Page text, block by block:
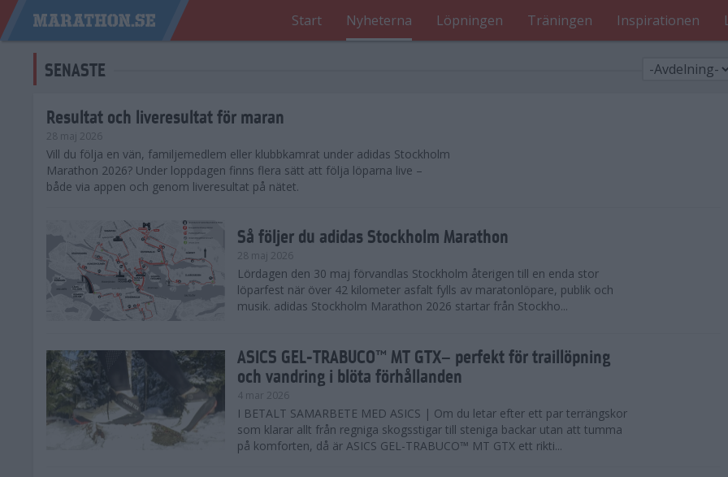
Start Nyheterna Löpningen Träningen Inspirationen
SENASTE
Resultat och liveresultat för maran
28 maj 2026
​Vill du följa en vän, familjemedlem eller klubbkamrat under adidas Stockholm
Marathon 2026? Under loppdagen finns flera sätt att följa löparna live –
både via appen och genom liveresultat på nätet.
Så följer du adidas Stockholm Marathon
28 maj 2026
Lördagen den 30 maj förvandlas Stockholm återigen till en enda stor
löparfest när över 42 kilometer asfalt fylls av maratonlöpare, publik och
musik. adidas Stockholm Marathon 2026 startar från Stockho...
ASICS GEL-TRABUCO™ MT GTX– perfekt för traillöpning
och vandring i blöta förhållanden
4 mar 2026
I BETALT SAMARBETE MED ASICS | Om du letar efter ett par terrängskor
som klarar allt från regniga skogsstigar till steniga backar utan att tumma
på komforten, då är ASICS GEL-TRABUCO™ MT GTX ett rikti...